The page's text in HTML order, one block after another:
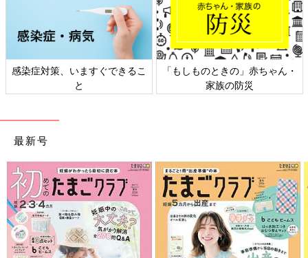
感染症対策、いますぐできるこ
と
「もしものときの」赤ちゃん・
家族の防災
最新号